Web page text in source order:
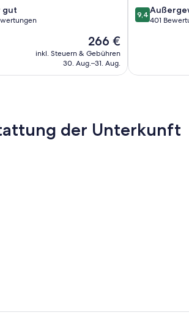
gut
Der
Preis
beträgt
266 €
inkl. Steuern & Gebühren
30. Aug.–31. Aug.
9.4
von
9,4
401
der Unterkunft